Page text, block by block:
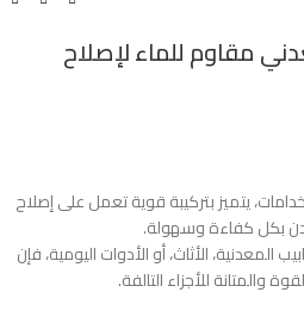
مقاوم للماء لإصلاح
يتميز بتركيبة قوية تعمل على إصلاح
بكل كفاءة وسهولة.
الأثاث، أو الأدوات اليومية، فإن
والمتانة للأجزاء التالفة.